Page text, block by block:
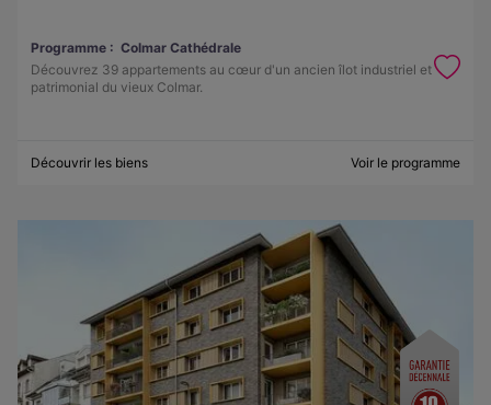
Programme : Colmar Cathédrale
Découvrez 39 appartements au cœur d'un ancien îlot industriel et
patrimonial du vieux Colmar.
Découvrir les biens Voir le programme